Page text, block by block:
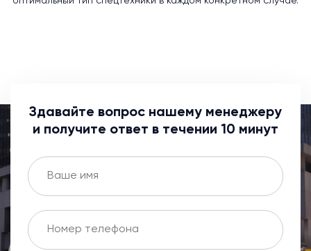
Здавайте вопрос нашему менеджеру
и получите ответ в течении 10 минут